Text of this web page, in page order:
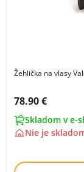
Žehlička na vlasy
Cena s DPH:
78.90 €
Skladom v e-
Nie je